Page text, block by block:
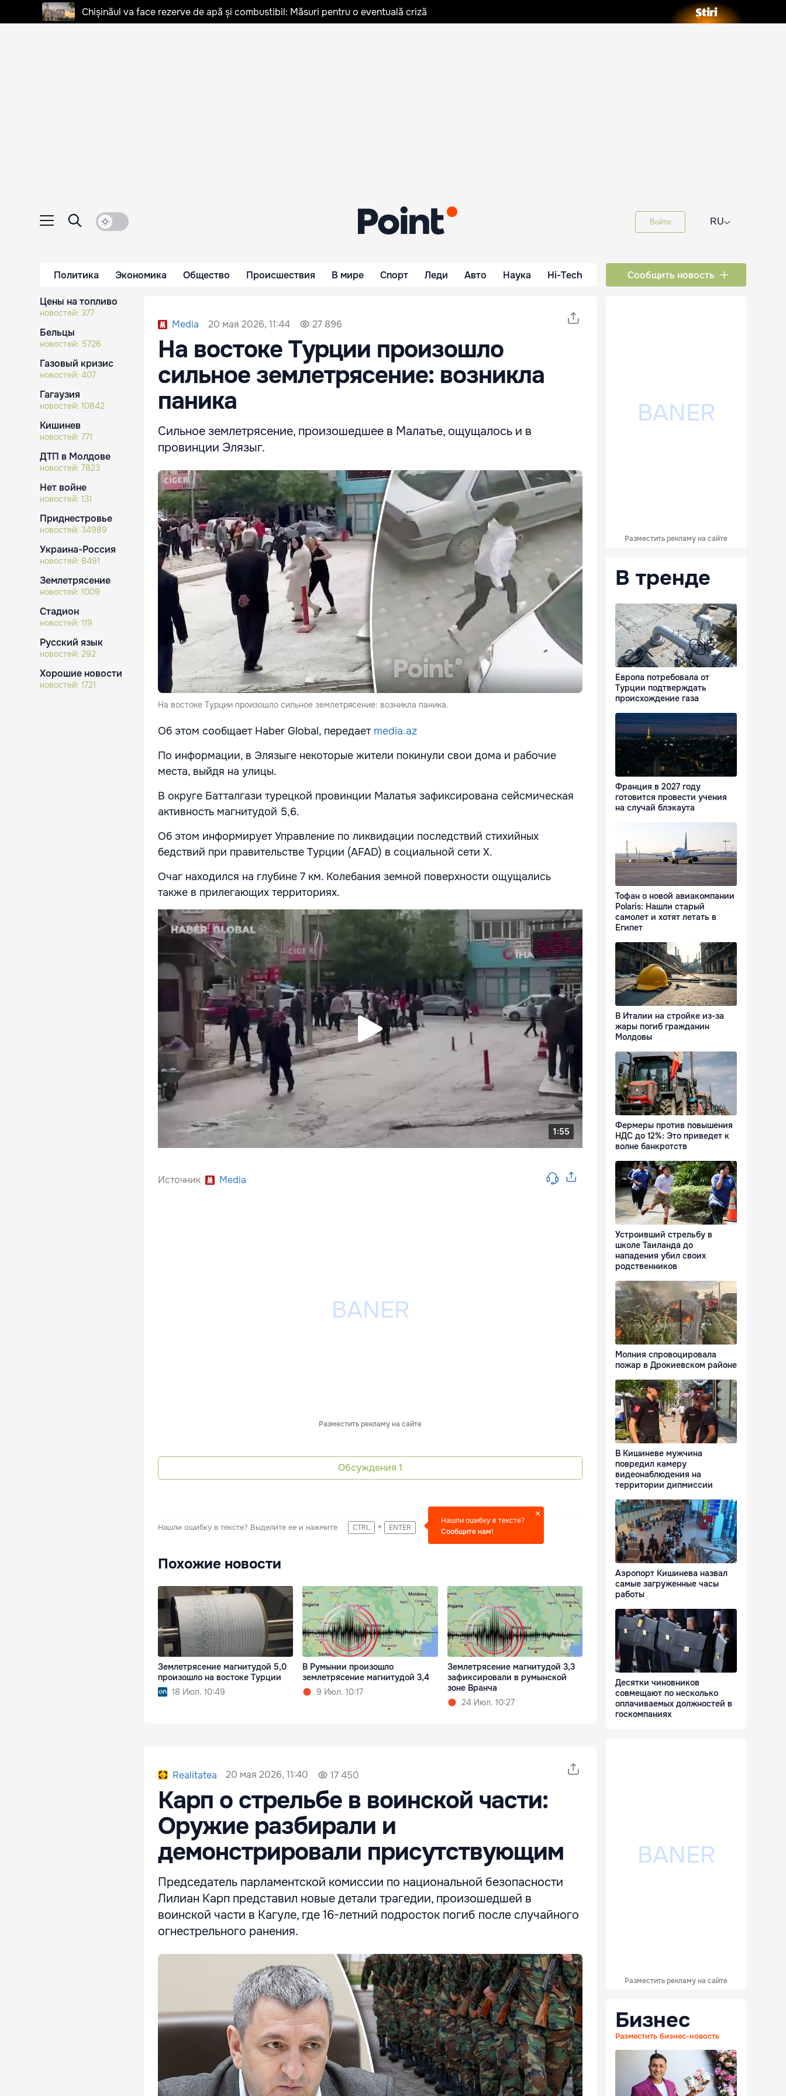
Chișinăul va face rezerve de apă și combustibil: Măsuri pentru o eventuală criză
Войти RU⌵
Политика Экономика Общество Происшествия В мире Спорт Леди Авто Наука Hi-Tech Сообщить новость
Цены на топливо
новостей: 377
Бельцы
новостей: 5726
Газовый кризис
новостей: 407
Гагаузия
новостей: 10842
Кишинев
новостей: 771
ДТП в Молдове
новостей: 7823
Нет войне
новостей: 131
Приднестровье
новостей: 34989
Украина-Россия
новостей: 8491
Землетрясение
новостей: 1009
Стадион
новостей: 119
Русский язык
новостей: 292
Хорошие новости
новостей: 1721
Media 20 мая 2026, 11:44 27 896
На востоке Турции произошло
сильное землетрясение: возникла
паника
Сильное землетрясение, произошедшее в Малатье, ощущалось и в
провинции Элязыг.
На востоке Турции произошло сильное землетрясение: возникла паника.
Об этом сообщает Haber Global, передаетmedia.az
По информации, в Элязыге некоторые жители покинули свои дома и рабочие
места, выйдя на улицы.
В округе Батталгази турецкой провинции Малатья зафиксирована сейсмическая
активность магнитудой 5,6.
Об этом информирует Управление по ликвидации последствий стихийных
бедствий при правительстве Турции (AFAD) в социальной сети Х.
Очаг находился на глубине 7 км. Колебания земной поверхности ощущались
также в прилегающих территориях.
Источник Media
Разместить рекламу на сайте
Обсуждения 1
Нашли ошибку в тексте? Выделите ее и нажмите CTRL + ENTER
Нашли ошибку в тексте?
Сообщите нам!
Похожие новости
Землетрясение магнитудой 5,0
произошло на востоке Турции
18 Июл. 10:49
В Румынии произошло
землетрясение магнитудой 3,4
9 Июл. 10:17
Землетрясение магнитудой 3,3
зафиксировали в румынской
зоне Вранча
24 Июл. 10:27
Realitatea 20 мая 2026, 11:40 17 450
Карп о стрельбе в воинской части:
Оружие разбирали и
демонстрировали присутствующим
Председатель парламентской комиссии по национальной безопасности
Лилиан Карп представил новые детали трагедии, произошедшей в
воинской части в Кагуле, где 16-летний подросток погиб после случайного
огнестрельного ранения.
Разместить рекламу на сайте
В тренде
Европа потребовала от
Турции подтверждать
происхождение газа
Франция в 2027 году
готовится провести учения
на случай блэкаута
Тофан о новой авиакомпании
Polaris: Нашли старый
самолет и хотят летать в
Египет
В Италии на стройке из-за
жары погиб гражданин
Молдовы
Фермеры против повышения
НДС до 12%: Это приведет к
волне банкротств
Устроивший стрельбу в
школе Таиланда до
нападения убил своих
родственников
Молния спровоцировала
пожар в Дрокиевском районе
В Кишиневе мужчина
повредил камеру
видеонаблюдения на
территории дипмиссии
Аэропорт Кишинева назвал
самые загруженные часы
работы
Десятки чиновников
совмещают по несколько
оплачиваемых должностей в
госкомпаниях
Разместить рекламу на сайте
Бизнес
Разместить бизнес-новость